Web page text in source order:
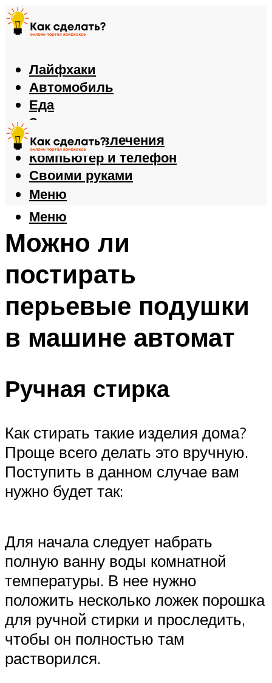
Лайфхаки
Автомобиль
Еда
Здоровье
Игры и развлечения
Компьютер и телефон
Своими руками
Меню
Меню
Можно ли
постирать
перьевые подушки
в машине автомат
Ручная стирка
Как стирать такие изделия дома?
Проще всего делать это вручную.
Поступить в данном случае вам
нужно будет так:
Для начала следует набрать
полную ванну воды комнатной
температуры. В нее нужно
положить несколько ложек порошка
для ручной стирки и проследить,
чтобы он полностью там
растворился.